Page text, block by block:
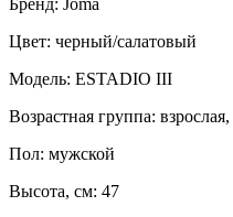
Цвет: черный/салатовый
Модель: ESTADIO III
Возрастная группа: взрослая,
Пол: мужской
Высота, см: 47